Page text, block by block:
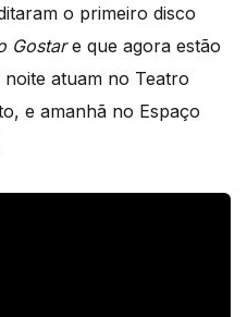
o primeiro disco
Gostare que agora estão
atuam no Teatro
e amanhã no Espaço